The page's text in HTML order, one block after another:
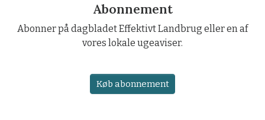
Abonnement
Abonner på dagbladet Effektivt Landbrug eller en af
vores lokale ugeaviser.
Køb abonnement